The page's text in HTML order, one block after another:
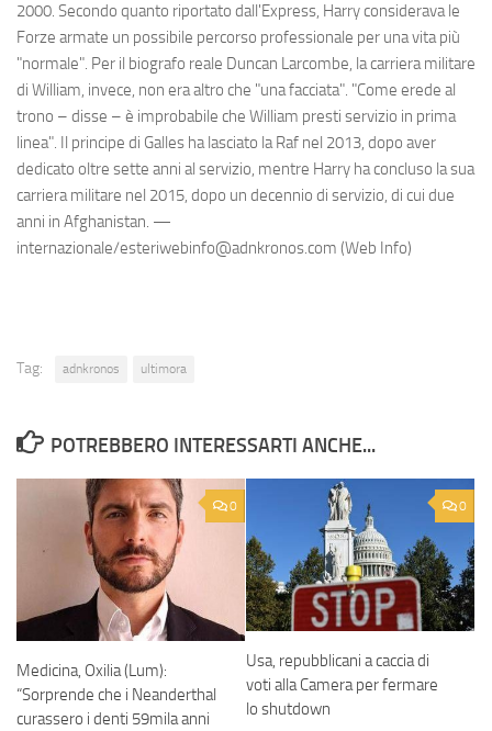
2000. Secondo quanto riportato dall'Express, Harry considerava le
Forze armate un possibile percorso professionale per una vita più
"normale". Per il biografo reale Duncan Larcombe, la carriera militare
di William, invece, non era altro che "una facciata". "Come erede al
trono – disse – è improbabile che William presti servizio in prima
linea". Il principe di Galles ha lasciato la Raf nel 2013, dopo aver
dedicato oltre sette anni al servizio, mentre Harry ha concluso la sua
carriera militare nel 2015, dopo un decennio di servizio, di cui due
anni in Afghanistan. —
internazionale/esteriwebinfo@adnkronos.com (Web Info)
Tag: adnkronos ultimora
POTREBBERO INTERESSARTI ANCHE...
0
Medicina, Oxilia (Lum):
“Sorprende che i Neanderthal
curassero i denti 59mila anni
0
Usa, repubblicani a caccia di
voti alla Camera per fermare
lo shutdown